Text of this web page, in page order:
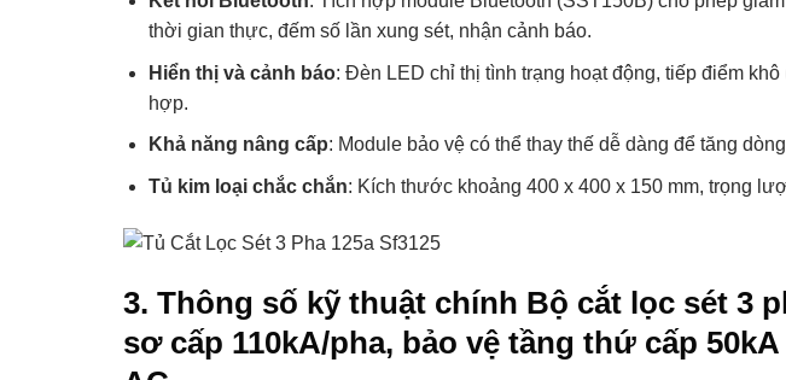
thời gian thực, đếm số lần xung sét, nhận cảnh báo.
Hiển thị và cảnh báo: Đèn LED chỉ thị tình trạng hoạt động, tiếp điểm
hợp.
Khả năng nâng cấp: Module bảo vệ có thể thay thế dễ dàng để tăng
Tủ kim loại chắc chắn: Kích thước khoảng 400 x 400 x 150 mm, trọng
3. Thông số kỹ thuật chính Bộ cắt lọc sét 3
sơ cấp 110kA/pha, bảo vệ tầng thứ cấp